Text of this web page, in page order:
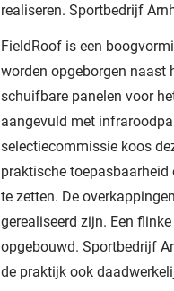
realiseren. Sportbedrijf
FieldRoof is een
worden opgeborgen naast
schuifbare panelen voor
aangevuld met
selectiecommissie koos
praktische toepasbaarheid
te zetten. De
gerealiseerd zijn. Een
opgebouwd. Sportbedrijf
de praktijk ook